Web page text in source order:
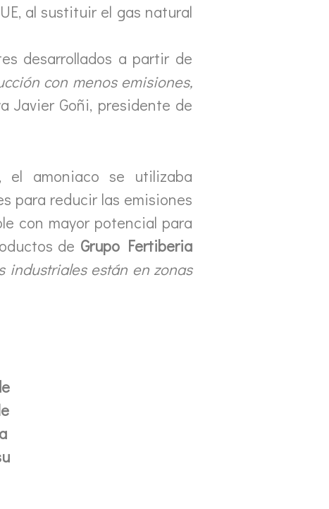
al sustituir el gas natural
desarrollados a partir de
con menos emisiones,
Javier Goñi, presidente de
el amoniaco se utilizaba
para reducir las emisiones
con mayor potencial para
de Grupo Fertiberia
industriales están en zonas